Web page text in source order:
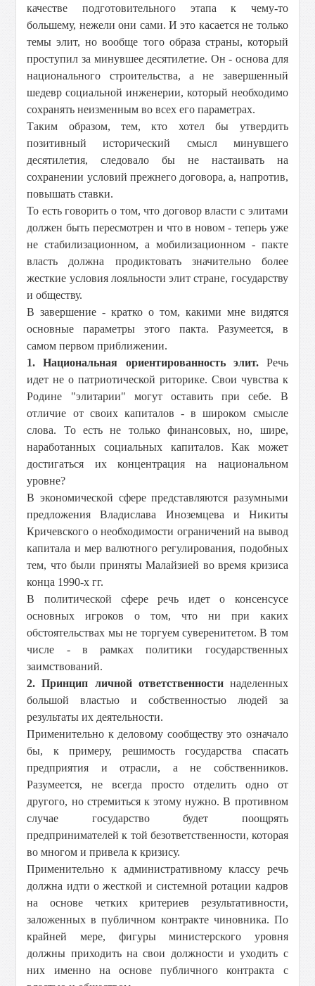
качестве подготовительного этапа к чему-то
большему, нежели они сами. И это касается не только
темы элит, но вообще того образа страны, который
проступил за минувшее десятилетие. Он - основа для
национального строительства, а не завершенный
шедевр социальной инженерии, который необходимо
сохранять неизменным во всех его параметрах.
Таким образом, тем, кто хотел бы утвердить
позитивный исторический смысл минувшего
десятилетия, следовало бы не настаивать на
сохранении условий прежнего договора, а, напротив,
повышать ставки.
То есть говорить о том, что договор власти с элитами
должен быть пересмотрен и что в новом - теперь уже
не стабилизационном, а мобилизационном - пакте
власть должна продиктовать значительно более
жесткие условия лояльности элит стране, государству
и обществу.
В завершение - кратко о том, какими мне видятся
основные параметры этого пакта. Разумеется, в
самом первом приближении.
1. Национальная ориентированность элит.Речь
идет не о патриотической риторике. Свои чувства к
Родине "элитарии" могут оставить при себе. В
отличие от своих капиталов - в широком смысле
слова. То есть не только финансовых, но, шире,
наработанных социальных капиталов. Как может
достигаться их концентрация на национальном
уровне?
В экономической сфере представляются разумными
предложения Владислава Иноземцева и Никиты
Кричевского о необходимости ограничений на вывод
капитала и мер валютного регулирования, подобных
тем, что были приняты Малайзией во время кризиса
конца 1990-х гг.
В политической сфере речь идет о консенсусе
основных игроков о том, что ни при каких
обстоятельствах мы не торгуем суверенитетом. В том
числе - в рамках политики государственных
заимствований.
2. Принцип личной ответственностинаделенных
большой властью и собственностью людей за
результаты их деятельности.
Применительно к деловому сообществу это означало
бы, к примеру, решимость государства спасать
предприятия и отрасли, а не собственников.
Разумеется, не всегда просто отделить одно от
другого, но стремиться к этому нужно. В противном
случае государство будет поощрять
предпринимателей к той безответственности, которая
во многом и привела к кризису.
Применительно к административному классу речь
должна идти о жесткой и системной ротации кадров
на основе четких критериев результативности,
заложенных в публичном контракте чиновника. По
крайней мере, фигуры министерского уровня
должны приходить на свои должности и уходить с
них именно на основе публичного контракта с